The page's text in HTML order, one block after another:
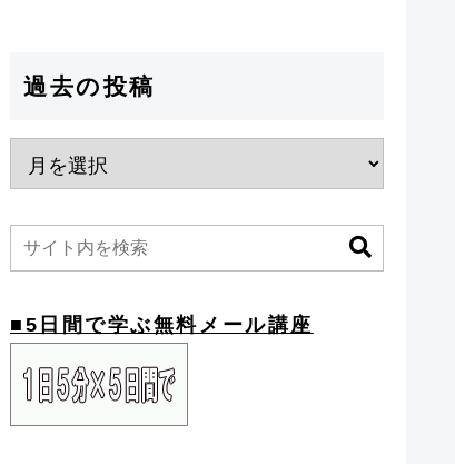
過去の投稿
■5日間で学ぶ無料メール講座